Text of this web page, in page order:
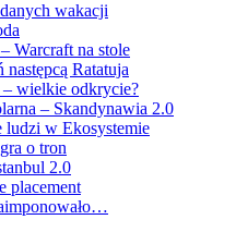
wakacji
Warcraft na stole
Ratatuja
wielkie odkrycie?
– Skandynawia 2.0
ludzi w Ekosystemie
o tron
2.0
placement